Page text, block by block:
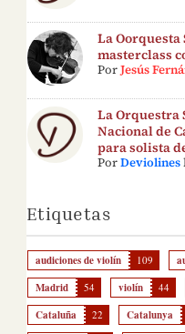
La Oorquesta
masterclass
PorJesús
La Orquestra
Nacional de
para solista
PorDeviolines
Etiquetas
audiciones de violín 109
Madrid 54 violín 44
Cataluña 22 Catalunya